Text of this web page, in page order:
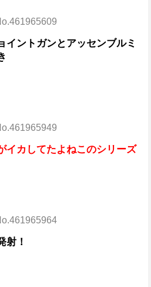
イントガンとアッセンブルミ
イカしてたよねこのシリーズ
射！